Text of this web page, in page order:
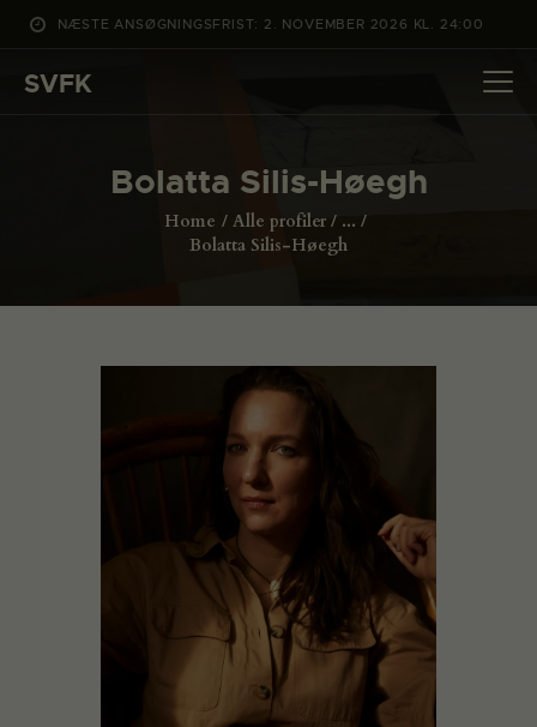
NÆSTE ANSØGNINGSFRIST: 2. NOVEMBER 2026 KL. 24:00
SVFK
Bolatta Silis-Høegh
Home Alle profiler
...
Bolatta Silis-Høegh
DET SKER
CHANNEL